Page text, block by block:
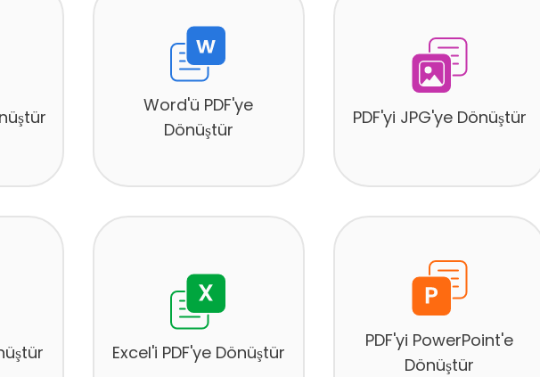
Word'ü PDF'ye
Dönüştür
PDF'yi JPG'ye Dönüştür
Excel'i PDF'ye Dönüştür
PDF'yi PowerPoint'e
Dönüştür